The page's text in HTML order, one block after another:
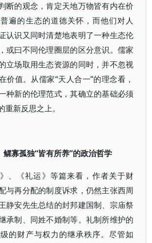
断的观念，肯定天地万物皆有内在价
遍的生态的道德关怀，而他们对人
认识又同时清楚地表明了一种生态伦
或曰不同伦理圈层的区分意识。儒家
立场取用生态资源的同时，并不忽视
价值。从儒家“天人合一”的理念看，
种新的伦理范式，其确立的基础必须
新反思之上。
鳏寡孤独“皆有所养”的政治哲学
、《礼运》等篇来看，作者关于财
与再分配的制度诉求，仍然主张西周
静安先生总结的封邦建国制、宗庙祭
承制、同姓不婚制等。礼制所维护的
的财产与权力的继承秩序。尽管如